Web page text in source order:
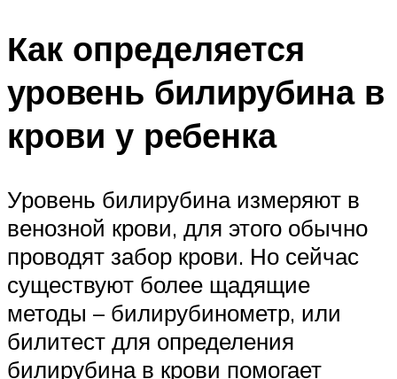
Как определяется
уровень билирубина в
крови у ребенка
Уровень билирубина измеряют в
венозной крови, для этого обычно
проводят забор крови. Но сейчас
существуют более щадящие
методы – билирубинометр, или
билитест для определения
билирубина в крови помогает